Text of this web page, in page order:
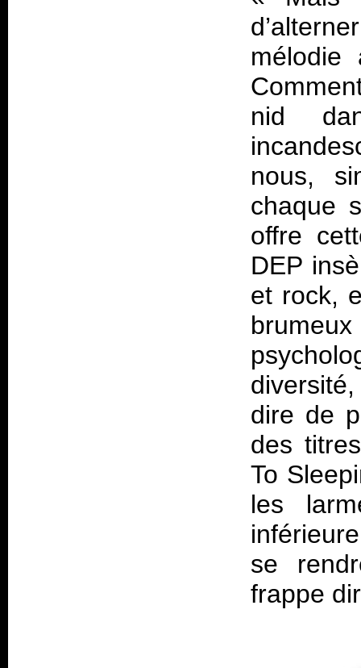
mélodie
nid
nous,
chaque
offre
DEP
et rock,
dire de
des
To
les
se
frappe